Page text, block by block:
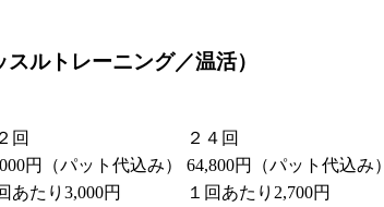
ルトレーニング／温活）
回
２４回
円（パット代込み）
64,800円（パット代込み）
あたり3,000円 １回あたり2,700円